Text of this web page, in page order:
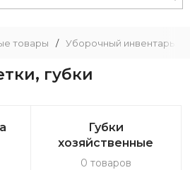
товары / Уборочный инвентарь
губки
Губки
хозяйственные
0 товаров